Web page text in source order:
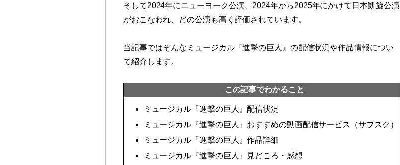
そして2024年にニューヨーク公演、2024年から2025年にかけて日本凱旋公演
がおこなわれ、どの公演も高く評価されています。
当記事ではそんなミュージカル『進撃の巨人』の配信状況や作品情報につい
て紹介します。
この記事でわかること
ミュージカル『進撃の巨人』配信状況
ミュージカル『進撃の巨人』おすすめの動画配信サービス（サブスク）
ミュージカル『進撃の巨人』作品詳細
ミュージカル『進撃の巨人』見どころ・感想